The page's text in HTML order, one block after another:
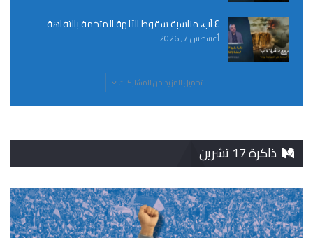
٤ آب، مناسبة سقوط الآلهة المتخمة بالتفاهة
أغسطس 7, 2026
تحميل المزيد من المشاركات
ذاكرة 17 تشرين